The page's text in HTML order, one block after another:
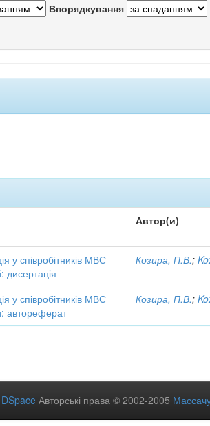
Впорядкування
Автор(и)
у співробітників МВС
дисертація
Козира, П.В.;
у співробітників МВС
автореферат
Козира, П.В.;
Авторські права © 2002-2005